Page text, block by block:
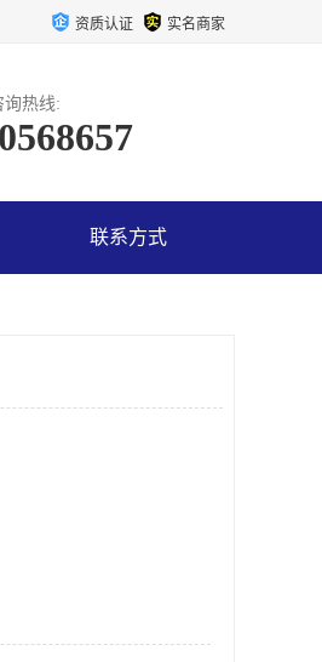
资质认证 实名商家
询热线:
联系方式